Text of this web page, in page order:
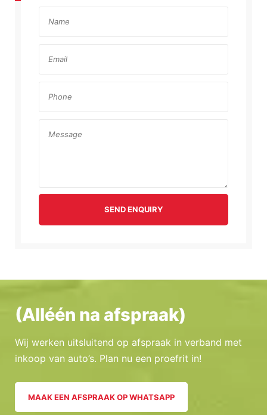
SEND ENQUIRY
(Alléén na afspraak)
Wij werken uitsluitend op afspraak in verband met
inkoop van auto’s. Plan nu een proefrit in!
MAAK EEN AFSPRAAK OP WHATSAPP